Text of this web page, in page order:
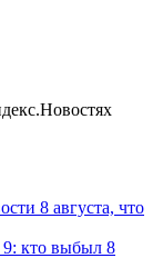
8 августа, что
кто выбыл 8